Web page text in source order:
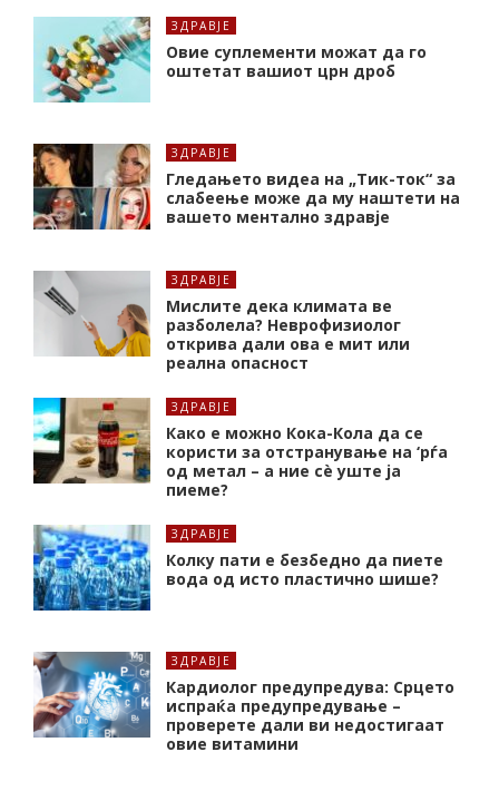
ЗДРАВЈЕ
Oвие суплементи можат да го
оштетат вашиот црн дроб
ЗДРАВЈЕ
Гледањето видеа на „Тик-ток“ за
слабеење може да му наштети на
вашето ментално здравје
ЗДРАВЈЕ
Мислите дека климата ве
разболела? Неврофизиолог
открива дали ова е мит или
реална опасност
ЗДРАВЈЕ
Како е можно Кока-Кола да се
користи за отстранување на ‘рѓа
од метал – а ние сè уште ја
пиеме?
ЗДРАВЈЕ
Колку пати е безбедно да пиете
вода од исто пластично шише?
ЗДРАВЈЕ
Кардиолог предупредува: Срцето
испраќа предупредување –
проверете дали ви недостигаат
овие витамини